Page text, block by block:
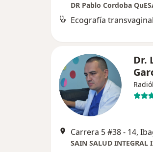
Ecografía transvaginal
Dr.
Carrera 5 #38 - 14,
SAIN SALUD INTEGRAL